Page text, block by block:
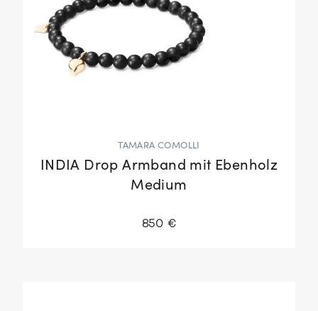
TAMARA COMOLLI
INDIA Drop Armband mit Ebenholz
Medium
850 €